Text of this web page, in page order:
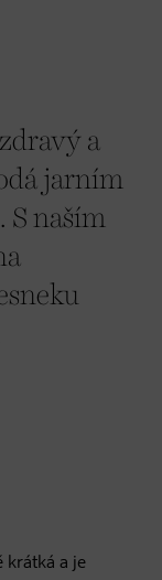
a
jarním
S naším
krátká a je